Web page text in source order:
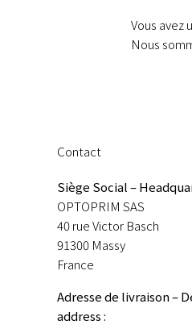
Vous avez
Nous
Contact
Siège Social –
OPTOPRIM SAS
40 rue Victor Basch
91300 Massy
France
Adresse de livraison –
address :